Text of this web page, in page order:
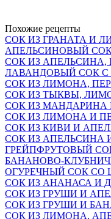
Похожие рецепты
СОК ИЗ ГРАНАТА И
АПЕЛЬСИНОВЫЙ
СОК ИЗ АПЕЛЬСИНА,
ЛАВАНДОВЫЙ СОК
СОК ИЗ ЛИМОНА,
СОК ИЗ ТЫКВЫ,
СОК ИЗ МАНДАРИНА
СОК ИЗ ЛИМОНА И
СОК ИЗ КИВИ И
СОК ИЗ АПЕЛЬСИНА
ГРЕЙПФРУТОВЫЙ
БАНАНОВО-
ОГУРЕЧНЫЙ СОК
СОК ИЗ АНАНАСА И
СОК ИЗ ГРУШИ И
СОК ИЗ ГРУШИ И
СОК ИЗ ЛИМОНА,